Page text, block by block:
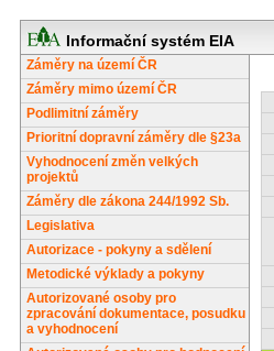
Informační systém EIA
Záměry na území ČR
Záměry mimo území ČR
Podlimitní záměry
Prioritní dopravní záměry dle §23a
Vyhodnocení změn velkých
projektů
Záměry dle zákona 244/1992 Sb.
Legislativa
Autorizace - pokyny a sdělení
Metodické výklady a pokyny
Autorizované osoby pro
zpracování dokumentace, posudku
a vyhodnocení